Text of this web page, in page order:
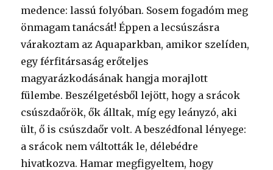
medence: lassú folyóban. Sosem fogadóm meg
önmagam tanácsát! Éppen a lecsúszásra
várakoztam az Aquaparkban, amikor szelíden,
egy férfitársaság erőteljes
magyarázkodásának hangja morajlott
fülembe. Beszélgetésből lejött, hogy a srácok
csúszdaőrök, ők álltak, míg egy leányzó, aki
ült, ő is csúszdaőr volt. A beszédfonal lényege:
a srácok nem váltották le, délebédre
hivatkozva. Hamar megfigyeltem, hogy